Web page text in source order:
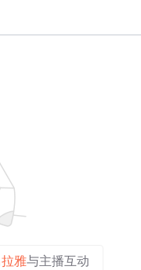
雅与主播互动